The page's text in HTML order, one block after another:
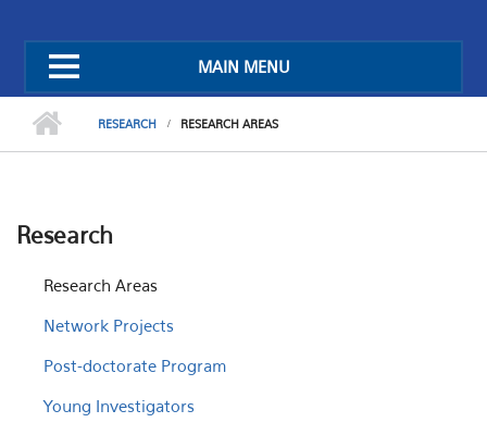
MAIN MENU
RESEARCH RESEARCH AREAS
Research
Research Areas
Network Projects
Post-doctorate Program
Young Investigators